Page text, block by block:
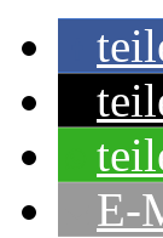
E-